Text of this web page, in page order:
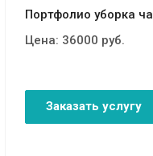
Портфолио уборка
Цена: 36000 руб.
Заказать услугу